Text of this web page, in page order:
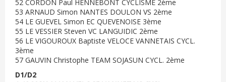
52 CORDON Paul HENNEBONT CYCLISME 2ème
53 ARNAUD Simon NANTES DOULON VS 2ème
54 LE GUEVEL Simon EC QUEVENOISE 3ème
55 LE VESSIER Steven VC LANGUIDIC 2ème
56 LE VIGOUROUX Baptiste VELOCE VANNETAIS CYCL.
3ème
57 GAUVIN Christophe TEAM SOJASUN CYCL. 2ème
D1/D2